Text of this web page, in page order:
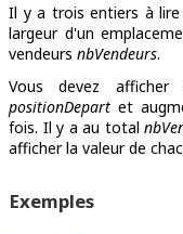
Il y a trois entiers à
largeur d'un
vendeurs nbVendeurs.
Vous devez
positionDepart et
fois. Il y a au total
afficher la valeur de
Exemples